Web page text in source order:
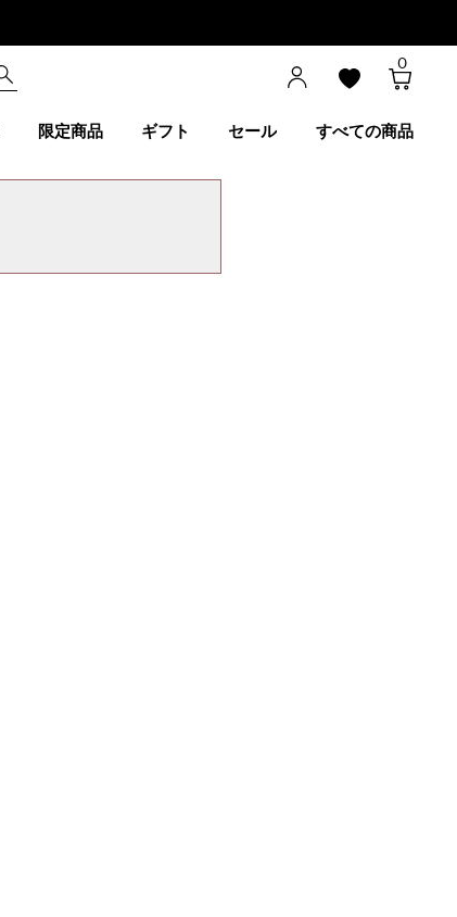
0
限定商品 ギフト セール すべての商品